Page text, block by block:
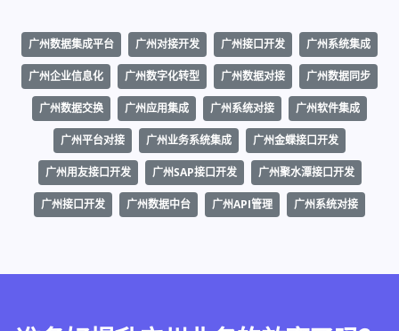
广州数据集成平台 广州对接开发 广州接口开发 广州系统集成
广州企业信息化 广州数字化转型 广州数据对接 广州数据同步
广州数据交换 广州应用集成 广州系统对接 广州软件集成
广州平台对接 广州业务系统集成 广州金蝶接口开发
广州用友接口开发 广州SAP接口开发 广州聚水潭接口开发
广州接口开发 广州数据中台 广州API管理 广州系统对接